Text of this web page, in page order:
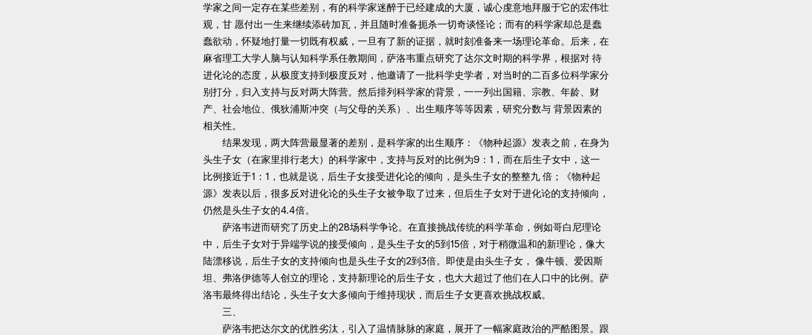
学家之间一定存在某些差别，有的科学家迷醉于已经建成的大厦，诚心虔意地拜服于它的宏伟壮
观，甘 愿付出一生来继续添砖加瓦，并且随时准备扼杀一切奇谈怪论；而有的科学家却总是蠢
蠢欲动，怀疑地打量一切既有权威，一旦有了新的证据，就时刻准备来一场理论革命。后来，在
麻省理工大学人脑与认知科学系任教期间，萨洛韦重点研究了达尔文时期的科学界，根据对 待
进化论的态度，从极度支持到极度反对，他邀请了一批科学史学者，对当时的二百多位科学家分
别打分，归入支持与反对两大阵营。然后排列科学家的背景，一一列出国籍、宗教、年龄、财
产、社会地位、俄狄浦斯冲突（与父母的关系）、出生顺序等等因素，研究分数与 背景因素的
相关性。
结果发现，两大阵营最显著的差别，是科学家的出生顺序：《物种起源》发表之前，在身为
头生子女（在家里排行老大）的科学家中，支持与反对的比例为9：1，而在后生子女中，这一
比例接近于1：1，也就是说，后生子女接受进化论的倾向，是头生子女的整整九 倍；《物种起
源》发表以后，很多反对进化论的头生子女被争取了过来，但后生子女对于进化论的支持倾向，
仍然是头生子女的4.4倍。
萨洛韦进而研究了历史上的28场科学争论。在直接挑战传统的科学革命，例如哥白尼理论
中，后生子女对于异端学说的接受倾向，是头生子女的5到15倍，对于稍微温和的新理论，像大
陆漂移说，后生子女的支持倾向也是头生子女的2到3倍。即使是由头生子女， 像牛顿、爱因斯
坦、弗洛伊德等人创立的理论，支持新理论的后生子女，也大大超过了他们在人口中的比例。萨
洛韦最终得出结论，头生子女大多倾向于维持现状，而后生子女更喜欢挑战权威。
三、
萨洛韦把达尔文的优胜劣汰，引入了温情脉脉的家庭，展开了一幅家庭政治的严酷图景。跟